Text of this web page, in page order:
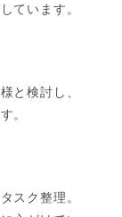
ています。
と検討し、
。
スク整理。